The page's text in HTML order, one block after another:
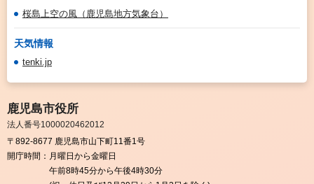
桜島上空の風（鹿児島地方気象台）
天気情報
tenki.jp
鹿児島市役所
法人番号1000020462012
〒892-8677 鹿児島市山下町11番1号
開庁時間： 月曜日から金曜日
午前8時45分から午後4時30分